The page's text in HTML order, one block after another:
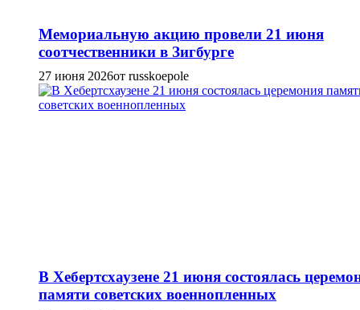
Мемориальную акцию провели 21 июня
соотчественники в Зигбурге
27 июня 2026от russkoepole
В Хебертсхаузене 21 июня состоялась
памяти советских военнопленных